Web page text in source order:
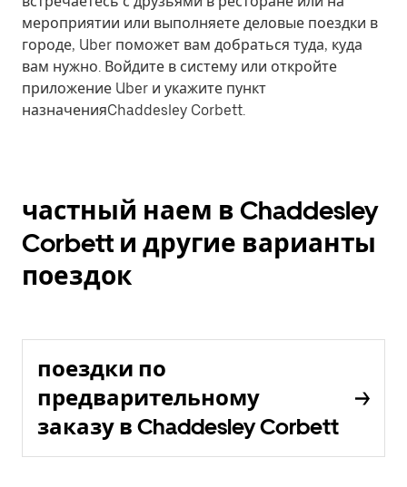
мероприятии или выполняете деловые поездки в
городе, Uber поможет вам добраться туда, куда
вам нужно. Войдите в систему или откройте
приложение Uber и укажите пункт
назначенияChaddesley Corbett.
частный наем в Chaddesley
Corbett и другие варианты
поездок
поездки по
предварительному
заказу в Chaddesley Corbett